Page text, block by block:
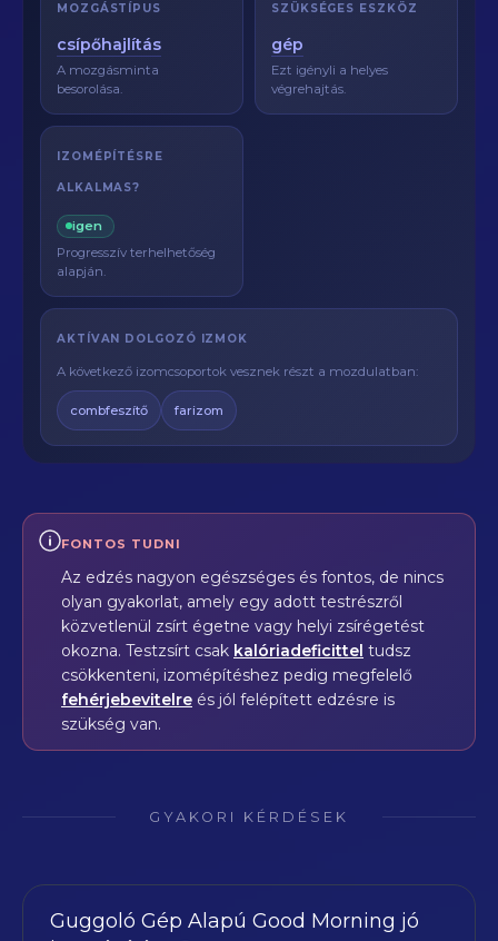
MOZGÁSTÍPUS
csípőhajlítás
A mozgásminta
besorolása.
SZÜKSÉGES ESZKÖZ
gép
Ezt igényli a helyes
végrehajtás.
IZOMÉPÍTÉSRE
ALKALMAS?
igen
Progresszív terhelhetőség
alapján.
AKTÍVAN DOLGOZÓ IZMOK
A következő izomcsoportok vesznek részt a mozdulatban:
combfeszítő farizom
FONTOS TUDNI
Az edzés nagyon egészséges és fontos, de nincs
olyan gyakorlat, amely egy adott testrészről
közvetlenül zsírt égetne vagy helyi zsírégetést
okozna. Testzsírt csak kalóriadeficittel tudsz
csökkenteni, izomépítéshez pedig megfelelő
fehérjebevitelre és jól felépített edzésre is
szükség van.
GYAKORI KÉRDÉSEK
Guggoló Gép Alapú Good Morning jó